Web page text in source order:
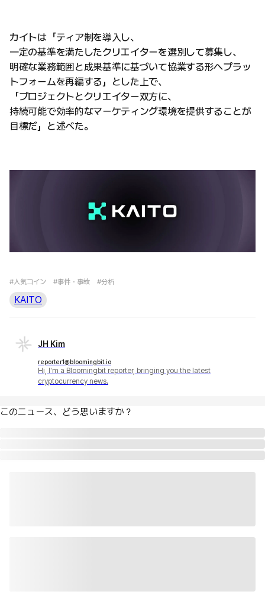
カイトは「ティア制を導入し、
一定の基準を満たしたクリエイターを選別して募集し、
明確な業務範囲と成果基準に基づいて協業する形へプラッ
トフォームを再編する」とした上で、
「プロジェクトとクリエイター双方に、
持続可能で効率的なマーケティング環境を提供することが
目標だ」と述べた。
#人気コイン #事件・事故 #分析
KAITO
JH Kim
reporter1@bloomingbit.io
Hi, I'm a Bloomingbit reporter, bringing you the latest
cryptocurrency news.
このニュース、どう思いますか？